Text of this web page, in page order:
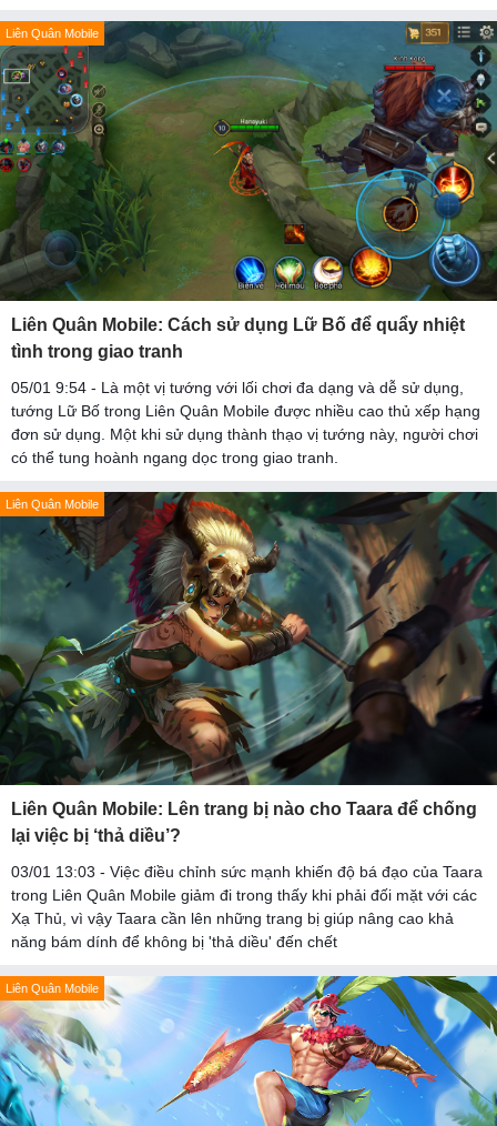
Liên Quân Mobile
Liên Quân Mobile: Cách sử dụng Lữ Bố để quẩy nhiệt
tình trong giao tranh
05/01 9:54 - Là một vị tướng với lối chơi đa dạng và dễ sử dụng,
tướng Lữ Bố trong Liên Quân Mobile được nhiều cao thủ xếp hạng
đơn sử dụng. Một khi sử dụng thành thạo vị tướng này, người chơi
có thể tung hoành ngang dọc trong giao tranh.
Liên Quân Mobile
Liên Quân Mobile: Lên trang bị nào cho Taara để chống
lại việc bị ‘thả diều’?
03/01 13:03 - Việc điều chỉnh sức mạnh khiến độ bá đạo của Taara
trong Liên Quân Mobile giảm đi trong thấy khi phải đối mặt với các
Xạ Thủ, vì vậy Taara cần lên những trang bị giúp nâng cao khả
năng bám dính để không bị 'thả diều' đến chết
Liên Quân Mobile